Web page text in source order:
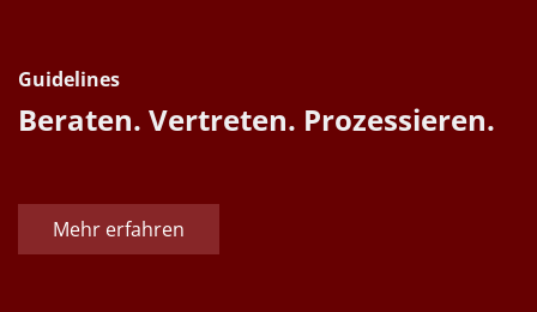
Guidelines
Beraten. Vertreten. Prozessieren.
Mehr erfahren